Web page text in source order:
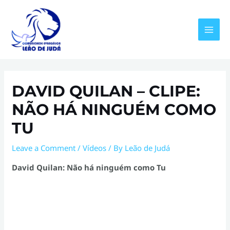
content
DAVID QUILAN – CLIPE:
NÃO HÁ NINGUÉM COMO
TU
Leave a Comment /Vídeos / By Leão de Judá
David Quilan: Não há ninguém como Tu